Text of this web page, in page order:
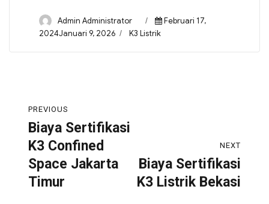
Admin Administrator
Februari 17,
2024Januari 9, 2026
K3 Listrik
PREVIOUS
Biaya Sertifikasi
K3 Confined
Space Jakarta
Timur
NEXT
Biaya Sertifikasi
K3 Listrik Bekasi